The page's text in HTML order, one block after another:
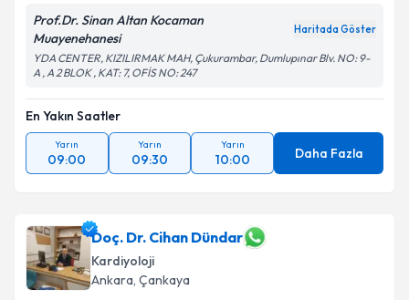
Prof.Dr. Sinan Altan Kocaman
Muayenehanesi
Haritada Göster
YDA CENTER, KIZILIRMAK MAH, Çukurambar, Dumlupınar Blv. NO: 9-
A , A 2 BLOK , KAT: 7, OFİS NO: 247
En Yakın Saatler
Yarın
09:00
Yarın
09:30
Yarın
10:00 Daha Fazla
Doç. Dr. Cihan Dündar
Kardiyoloji
Ankara, Çankaya